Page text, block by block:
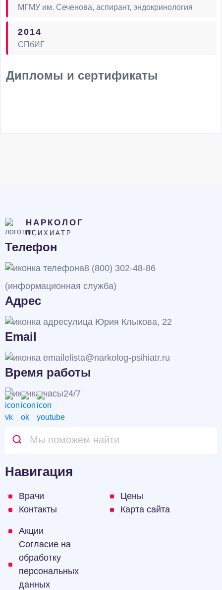
МГМУ им. Сеченова, аспирант, эндокринология
2014
СПбИГ
Дипломы и сертификаты
НАРКОЛОГ
ПСИХИАТР
Телефон
8 (800) 302-48-86
(информационная служба)
Адрес
улица Юрия Клыкова, 22
Email
elista@narkolog-psihiatr.ru
Время работы
24/7
Навигация
Врачи
Цены
Контакты
Карта сайта
Акции
Согласие на
обработку
персональных
данных